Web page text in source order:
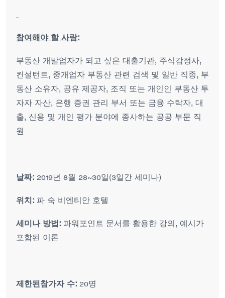
참여해야 할 사람:
부동산 개발업자가 되고 싶은 대출기관, 주식감정사,
컨설턴트, 중개업자 부동산 관련 검색 및 일반 직종, 부
동산 소유자, 공유 제공자, 조직 또는 개인인 부동산 투
자자 자산, 은행 증권 관리 부서 또는 금융 수탁자, 대
출, 신용 및 개인 평가 분야에 종사하는 공공 부문 직
원
날짜: 2019년 8월 28~30일(3일간 세미나)
위치: 파 숙 비엔티안 호텔
세미나 방법: ​파워포인트 문서를 활용한 강의, 예시가
포함된 이론
제한된​참가자 수: 20명